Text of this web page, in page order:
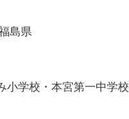
島県
小学校・本宮第一中学校